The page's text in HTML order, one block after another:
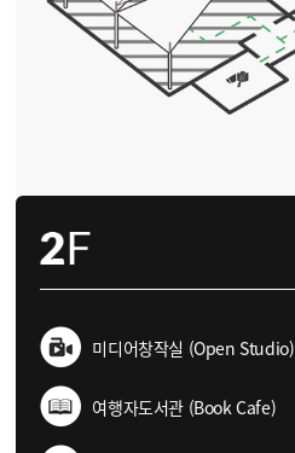
미디어창작실 (Open Studio)
여행자도서관 (Book Cafe)